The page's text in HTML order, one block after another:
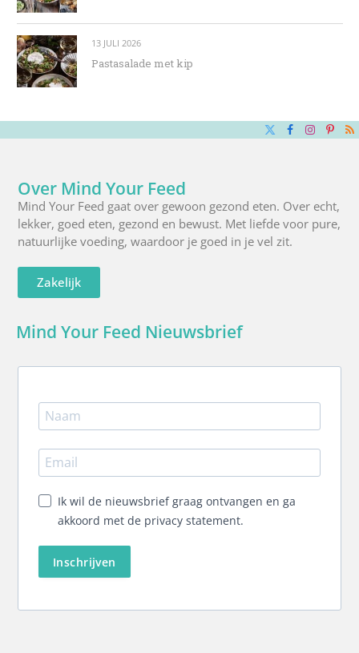
13 JULI 2026
Pastasalade met kip
X
Facebook
Over Mind Your Feed
Mind Your Feed gaat over gewoon gezond eten. Over echt,
lekker, goed eten, gezond en bewust. Met liefde voor pure,
natuurlijke voeding, waardoor je goed in je vel zit.
Zakelijk
Mind Your Feed Nieuwsbrief
Ik wil de nieuwsbrief graag ontvangen en ga
akkoord met de privacy statement.
Inschrijven